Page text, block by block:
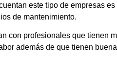
este tipo de empresas
de mantenimiento.
con profesionales que tienen
además de que tienen